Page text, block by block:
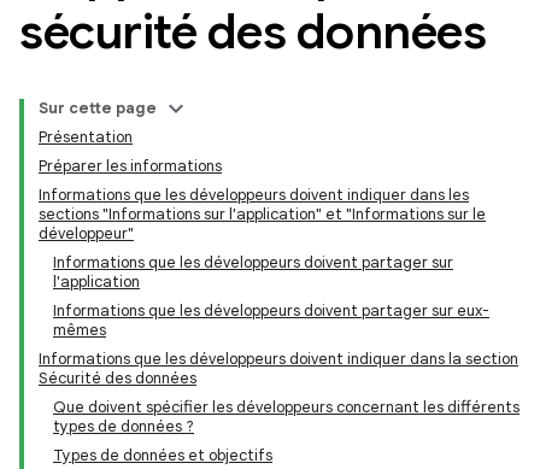
sécurité des données
Sur cette page
Présentation
Préparer les informations
Informations que les développeurs doivent indiquer dans les
sections "Informations sur l'application" et "Informations sur le
développeur"
Informations que les développeurs doivent partager sur
l'application
Informations que les développeurs doivent partager sur eux-
mêmes
Informations que les développeurs doivent indiquer dans la section
Sécurité des données
Que doivent spécifier les développeurs concernant les différents
types de données ?
Types de données et objectifs